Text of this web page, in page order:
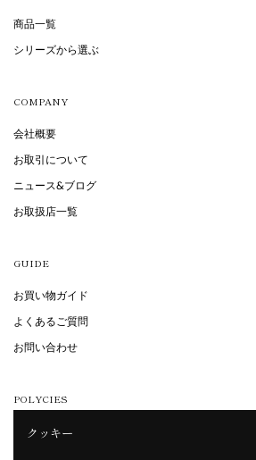
商品一覧
シリーズから選ぶ
COMPANY
会社概要
お取引について
ニュース&ブログ
お取扱店一覧
GUIDE
お買い物ガイド
よくあるご質問
お問い合わせ
POLYCIES
特定商取引法に基づく表記
クッキー